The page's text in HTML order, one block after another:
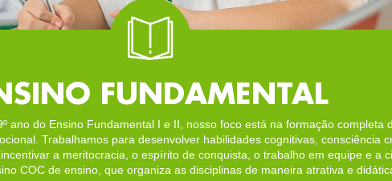
FUNDAMENTAL
ano do Ensino Fundamental I e II, nosso foco está na formação completa
Trabalhamos para desenvolver habilidades cognitivas, consciência
a meritocracia, o espírito de conquista, o trabalho em equipe e a
COC de ensino, que organiza as disciplinas de maneira atrativa e